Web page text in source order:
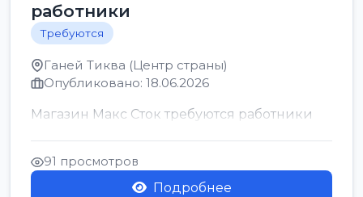
работники
Требуются
Ганей Тиква (Центр страны)
Опубликовано: 18.06.2026
Магазин Макс Сток требуются работники
91 просмотров
Подробнее